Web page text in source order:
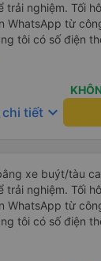
trải nghiệm. Tối
WhatsApp từ
tôi có số điện
trút nước, nhưng
tất cả thông tin
Chúng tôi đi
lên tàu cao tốc
tiết keyboard_arrow_down
xe buýt/tàu
trải nghiệm. Tối
WhatsApp từ
tôi có số điện
trút nước, nhưng